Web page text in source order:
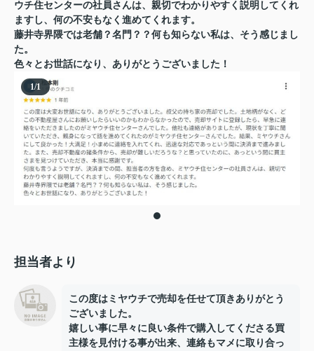
ウチ住センターの社員さんは、親切でわかりやすく説明してくれ
ますし、何の不安もなく進めてくれます。
藤井寺界隈では老舗？名門？？何も知らない私は、そう感じまし
た。
色々とお世話になり、ありがとうございました！
1/1
担当者より
この度はミヤウチで売却を任せて頂きありがとう
ございました。
嬉しい事に早々に良い条件で購入してくださる買
主様を見付ける事が出来、連絡もマメに取り合っ